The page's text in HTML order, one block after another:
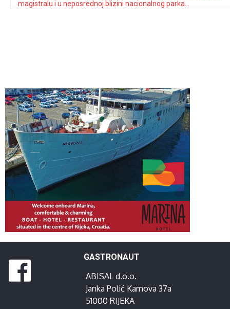
magistralu i u neposrednoj blizini nacionalnog parka
GASTRONAUT
ABISAL d.o.o.
Janka Polić Kamova 37a
51000 RIJEKA